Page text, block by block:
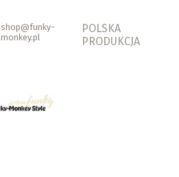
shop@funky-
monkey.pl
POLSKA
PRODUKCJA